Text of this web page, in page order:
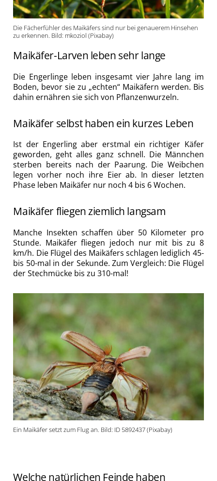
Die Fächerfühler des Maikäfers sind nur bei genauerem Hinsehen
zu erkennen. Bild: mkoziol (Pixabay)
Maikäfer-Larven leben sehr lange
Die Engerlinge leben insgesamt vier Jahre lang im
Boden, bevor sie zu „echten“ Maikäfern werden. Bis
dahin ernähren sie sich von Pflanzenwurzeln.
Maikäfer selbst haben ein kurzes Leben
Ist der Engerling aber erstmal ein richtiger Käfer
geworden, geht alles ganz schnell. Die Männchen
sterben bereits nach der Paarung. Die Weibchen
legen vorher noch ihre Eier ab. In dieser letzten
Phase leben Maikäfer nur noch 4 bis 6 Wochen.
Maikäfer fliegen ziemlich langsam
Manche Insekten schaffen über 50 Kilometer pro
Stunde. Maikäfer fliegen jedoch nur mit bis zu 8
km/h. Die Flügel des Maikäfers schlagen lediglich 45-
bis 50-mal in der Sekunde. Zum Vergleich: Die Flügel
der Stechmücke bis zu 310-mal!
Ein Maikäfer setzt zum Flug an. Bild: ID 5892437 (Pixabay)
Welche natürlichen Feinde haben